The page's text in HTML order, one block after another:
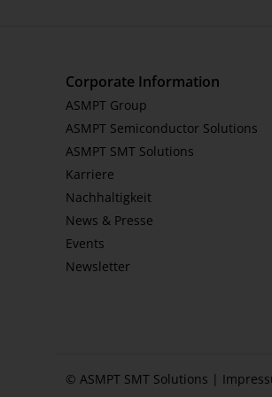
Corporate Information
ASMPT Group
ASMPT Semiconductor Solutions
ASMPT SMT Solutions
Karriere
Nachhaltigkeit
News & Presse
Events
Newsletter
© ASMPT SMT Solutions |